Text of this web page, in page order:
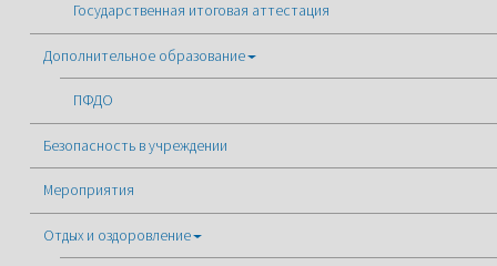
Государственная итоговая аттестация
Дополнительное образование
ПФДО
Безопасность в учреждении
Мероприятия
Отдых и оздоровление